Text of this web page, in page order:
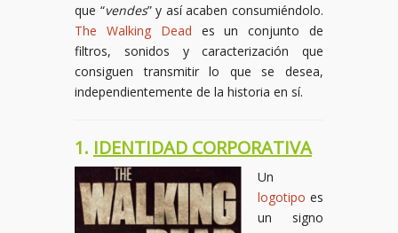
que “vendes” y así acaben consumiéndolo.
The Walking Dead es un conjunto de
filtros, sonidos y caracterización que
consiguen transmitir lo que se desea,
independientemente de la historia en sí.
1. IDENTIDAD CORPORATIVA
Un
logotipo es
un signo